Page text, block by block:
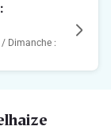
Dimanche :